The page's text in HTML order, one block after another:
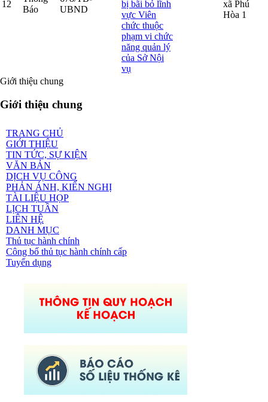
12
Báo
UBND
bị bãi bỏ lĩnh
vực Viên
chức thuộc
phạm vi chức
năng quản lý
của Sở Nội
vụ
xã Phú
Hòa 1
Giới thiệu chung
Giới thiệu chung
TRANG CHỦ
GIỚI THIỆU
TIN TỨC, SỰ KIỆN
VĂN BẢN
DỊCH VỤ CÔNG
PHẢN ÁNH, KIẾN NGHỊ
TÀI LIỆU HỌP
LỊCH TUẦN
LIÊN HỆ
DANH MỤC
Thủ tục hành chính
Công bố thủ tục hành chính cấp
Tuyển dụng